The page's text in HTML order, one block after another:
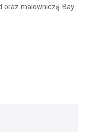
oraz malowniczą Bay